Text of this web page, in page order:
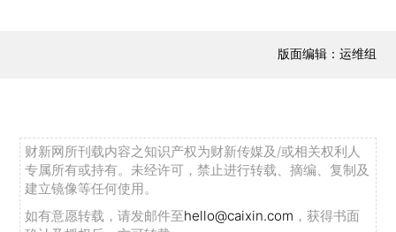
版面编辑：运维组
财新网所刊载内容之知识产权为财新传媒及/或相关权利人
专属所有或持有。未经许可，禁止进行转载、摘编、复制及
建立镜像等任何使用。
如有意愿转载，请发邮件至hello@caixin.com ，获得书面